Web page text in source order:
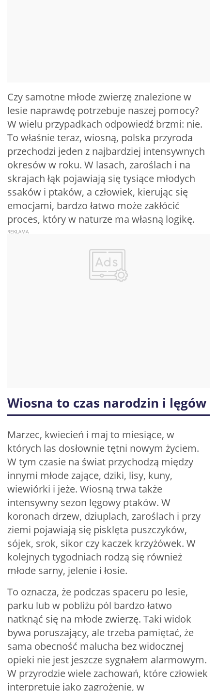
Czy samotne młode zwierzę znalezione w
lesie naprawdę potrzebuje naszej pomocy?
W wielu przypadkach odpowiedź brzmi: nie.
To właśnie teraz, wiosną, polska przyroda
przechodzi jeden z najbardziej intensywnych
okresów w roku. W lasach, zaroślach i na
skrajach łąk pojawiają się tysiące młodych
ssaków i ptaków, a człowiek, kierując się
emocjami, bardzo łatwo może zakłócić
proces, który w naturze ma własną logikę.
Wiosna to czas narodzin i lęgów
Marzec, kwiecień i maj to miesiące, w
których las dosłownie tętni nowym życiem.
W tym czasie na świat przychodzą między
innymi młode zające, dziki, lisy, kuny,
wiewiórki i jeże. Wiosną trwa także
intensywny sezon lęgowy ptaków. W
koronach drzew, dziuplach, zaroślach i przy
ziemi pojawiają się pisklęta puszczyków,
sójek, srok, sikor czy kaczek krzyżówek. W
kolejnych tygodniach rodzą się również
młode sarny, jelenie i łosie.
To oznacza, że podczas spaceru po lesie,
parku lub w pobliżu pól bardzo łatwo
natknąć się na młode zwierzę. Taki widok
bywa poruszający, ale trzeba pamiętać, że
sama obecność malucha bez widocznej
opieki nie jest jeszcze sygnałem alarmowym.
W przyrodzie wiele zachowań, które człowiek
interpretuje jako zagrożenie, w